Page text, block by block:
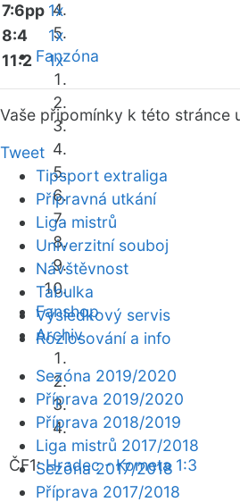
Fanzóna
Fanshop
Archiv
ČF1:Hradec - Kometa 1:3
7:6pp 1x
8:4
1x
11:2
1x
Vaše připomínky k této stránce
Tweet
Tipsport extraliga
Přípravná utkání
Liga mistrů
Univerzitní souboj
Návštěvnost
Tabulka
Výsledkový servis
Rozlosování a info
Sezóna 2019/2020
Příprava 2019/2020
Příprava 2018/2019
Liga mistrů 2017/2018
Sezóna 2017/2018
Příprava 2017/2018